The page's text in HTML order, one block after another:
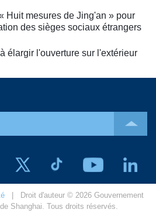
Huit mesures de Jing'an » pour
des sièges sociaux étrangers
élargir l'ouverture sur l'extérieur
| Droit d'auteur © 2026 Gouvernement
Shanghai. Tous droits réservés.